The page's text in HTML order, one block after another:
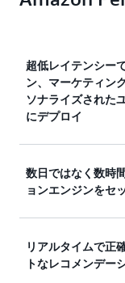
超低レイテンシー
ン、マーケティン
ソナライズされた
にデプロイ
イテムとの数
学習するモデル
Personalize は
客様がウェブ
ジン、マーケ
数日ではなく数時
ョンエンジンをセ
間で独自のレ
るために必要
リアルタイムで正
トなレコメンデー